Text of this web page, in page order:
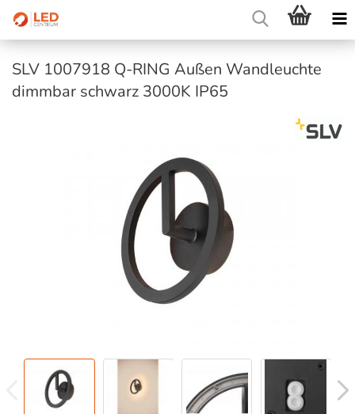
SLV 1007918 Q-RING Außen Wandleuchte
dimmbar schwarz 3000K IP65